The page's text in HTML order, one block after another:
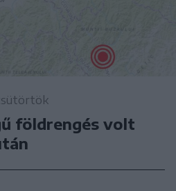
földrengés volt